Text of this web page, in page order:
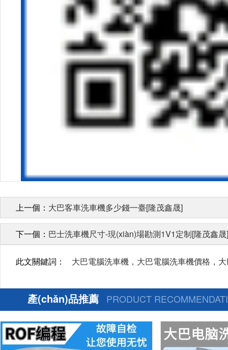
上一個： 大巴客車洗車機多少錢一臺[隆茂鑫晟]
下一個： 巴士洗車機尺寸-現(xiàn)場勘測1V1定制[隆茂鑫晟]
此文關鍵詞： 大巴電腦洗車機，大巴電腦洗車機價格
產(chǎn)品推薦 PRODUCT